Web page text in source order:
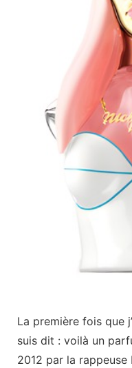
La première fois que
suis dit : voilà un
2012 par la